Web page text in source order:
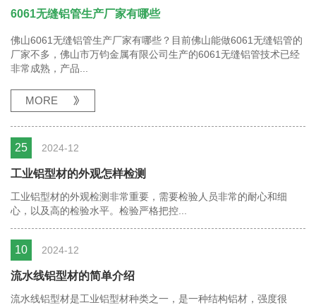
6061无缝铝管生产厂家有哪些
佛山6061无缝铝管生产厂家有哪些？目前佛山能做6061无缝铝管的
厂家不多，佛山市万钧金属有限公司生产的6061无缝铝管技术已经
非常成熟，产品...
MORE
25 2024-12
工业铝型材的外观怎样检测
工业铝型材的外观检测非常重要，需要检验人员非常的耐心和细
心，以及高的检验水平。检验严格把控...
10 2024-12
流水线铝型材的简单介绍
流水线铝型材是工业铝型材种类之一，是一种结构铝材，强度很